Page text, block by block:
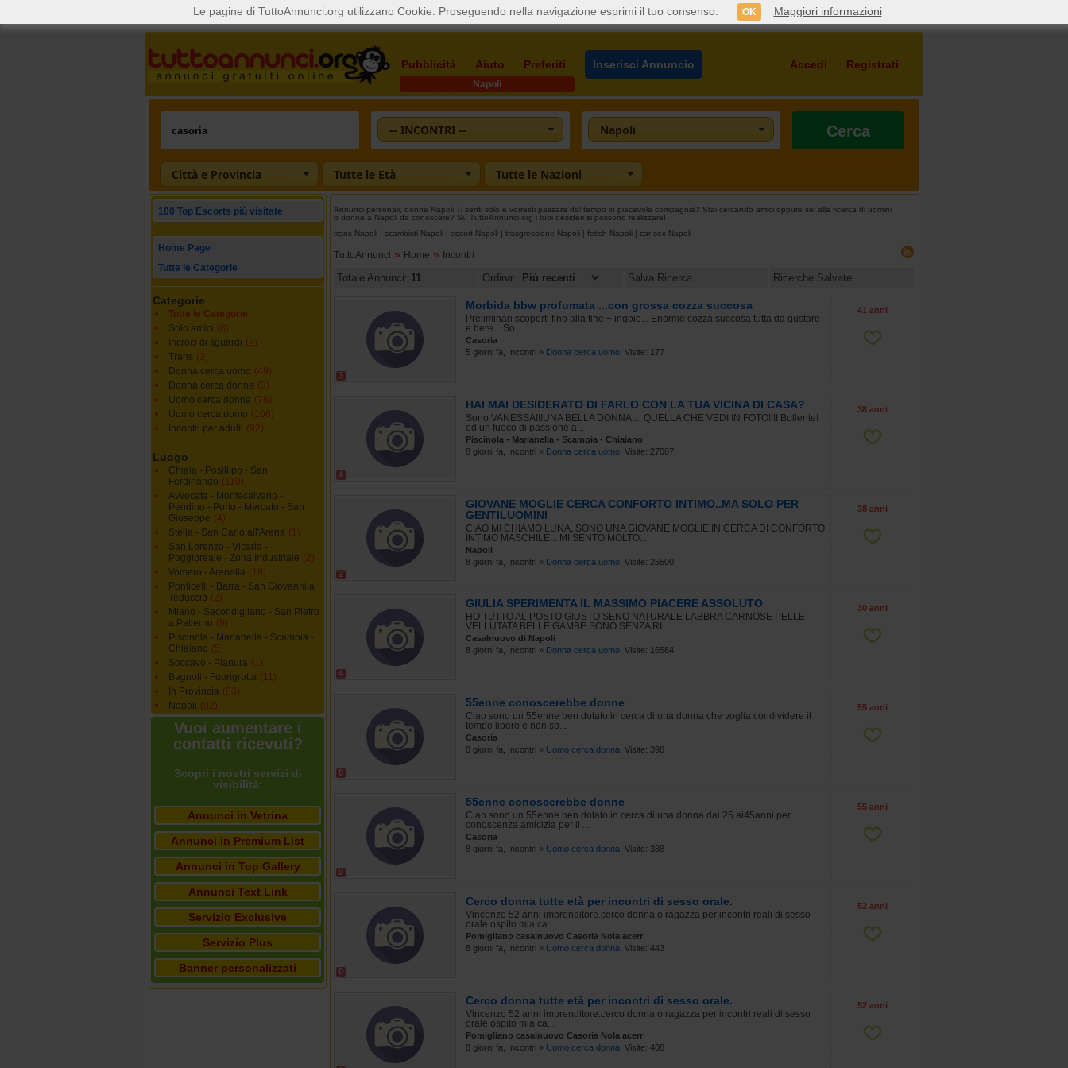
Pubblicità Aiuto Preferiti Inserisci Annuncio Accedi Registrati
Napoli
-- INCONTRI -- Napoli Cerca
Città e Provincia Tutte le Età Tutte le Nazioni
100 Top Escorts più visitate
Home Page
Tutte le Categorie
Categorie
Tutte le Categorie
Solo amici (8)
Incroci di sguardi (2)
Trans (3)
Donna cerca uomo (49)
Donna cerca donna (3)
Uomo cerca donna (76)
Uomo cerca uomo (106)
Incontri per adulti (92)
Luogo
Chiaia - Posillipo - San
Ferdinando (110)
Avvocata - Montecalvario -
Pendino - Porto - Mercato - San
Giuseppe (4)
Stella - San Carlo all'Arena (1)
San Lorenzo - Vicaria -
Poggioreale - Zona Industriale (2)
Vomero - Arenella (19)
Ponticelli - Barra - San Giovanni a
Teduccio (2)
Miano - Secondigliano - San Pietro
a Patierno (9)
Piscinola - Marianella - Scampia -
Chiaiano (5)
Soccavo - Pianura (1)
Bagnoli - Fuorigrotta (11)
In Provincia (83)
Napoli (92)
Vuoi aumentare i
contatti ricevuti?
Scopri i nostri servizi di
visibilità:
Annunci in Vetrina
Annunci in Premium List
Annunci in Top Gallery
Annunci Text Link
Servizio Exclusive
Servizio Plus
Banner personalizzati
Annunci personali, donne Napoli Ti senti solo e vorresti passare del tempo in piacevole compagnia? Stai cercando amici oppure sei alla ricerca di uomini
o donne a Napoli da conoscere? Su TuttoAnnunci.org i tuoi desideri si possono realizzare!
trans Napoli | scambisti Napoli | escort Napoli | trasgressione Napoli | fetish Napoli | car sex Napoli
TuttoAnnunci » Home » Incontri
Totale Annunci: 11 Ordina: Salva Ricerca Ricerche Salvate
3
Morbida bbw profumata ...con grossa cozza succosa
Preliminari scoperti fino alla fine + ingoio... Enorme cozza succosa tutta da gustare
e bere .. So...
Casoria
5 giorni fa, Incontri » Donna cerca uomo , Visite: 177
41 anni
4
HAI MAI DESIDERATO DI FARLO CON LA TUA VICINA DI CASA?
Sono VANESSA!!!UNA BELLA DONNA.... QUELLA CHE VEDI IN FOTO!!!! Bollente!
ed un fuoco di passione a...
Piscinola - Marianella - Scampia - Chiaiano
8 giorni fa, Incontri » Donna cerca uomo , Visite: 27007
38 anni
2
GIOVANE MOGLIE CERCA CONFORTO INTIMO..MA SOLO PER
GENTILUOMINI
CIAO MI CHIAMO LUNA, SONO UNA GIOVANE MOGLIE IN CERCA DI CONFORTO
INTIMO MASCHILE... MI SENTO MOLTO...
Napoli
8 giorni fa, Incontri » Donna cerca uomo , Visite: 25500
38 anni
4
GIULIA SPERIMENTA IL MASSIMO PIACERE ASSOLUTO
HO TUTTO AL POSTO GIUSTO SENO NATURALE LABBRA CARNOSE PELLE
VELLUTATA BELLE GAMBE SONO SENZA RI...
Casalnuovo di Napoli
8 giorni fa, Incontri » Donna cerca uomo , Visite: 16584
30 anni
0
55enne conoscerebbe donne
Ciao sono un 55enne ben dotato in cerca di una donna che voglia condividere il
tempo libero e non so...
Casoria
8 giorni fa, Incontri » Uomo cerca donna , Visite: 398
55 anni
0
55enne conoscerebbe donne
Ciao sono un 55enne ben dotato in cerca di una donna dai 25 ai45anni per
conoscenza amicizia per il ...
Casoria
8 giorni fa, Incontri » Uomo cerca donna , Visite: 388
55 anni
0
Cerco donna tutte età per incontri di sesso orale.
Vincenzo 52 anni imprenditore.cerco donna o ragazza per incontri reali di sesso
orale.ospito mia ca...
Pomigliano casalnuovo Casoria Nola acerr
8 giorni fa, Incontri » Uomo cerca donna , Visite: 443
52 anni
Cerco donna tutte età per incontri di sesso orale.
Vincenzo 52 anni imprenditore.cerco donna o ragazza per incontri reali di sesso
orale.ospito mia ca...
Pomigliano casalnuovo Casoria Nola acerr
8 giorni fa, Incontri » Uomo cerca donna , Visite: 408
52 anni
Le pagine di TuttoAnnunci.org utilizzano Cookie. Proseguendo nella navigazione esprimi il tuo consenso. OK Maggiori informazioni